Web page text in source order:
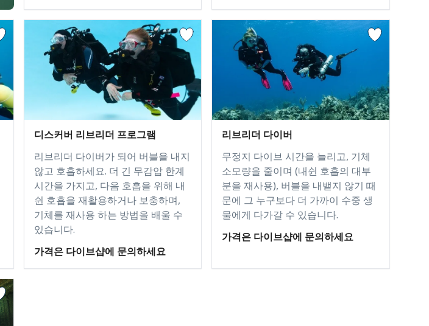
디스커버 리브리더 프로그램
리브리더 다이버가 되어 버블을 내지
않고 호흡하세요. 더 긴 무감압 한계
시간을 가지고, 다음 호흡을 위해 내
쉰 호흡을 재활용하거나 보충하며,
기체를 재사용 하는 방법을 배울 수
있습니다.
가격은 다이브샵에 문의하세요
리브리더 다이버
무정지 다이브 시간을 늘리고, 기체
소모량을 줄이며 (내쉰 호흡의 대부
분을 재사용), 버블을 내뱉지 않기 때
문에 그 누구보다 더 가까이 수중 생
물에게 다가갈 수 있습니다.
가격은 다이브샵에 문의하세요